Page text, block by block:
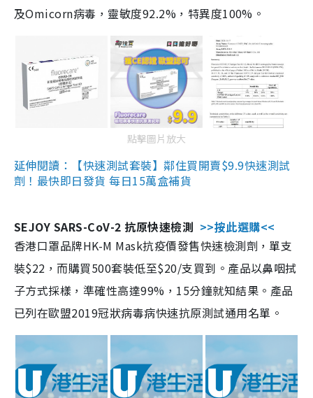
及Omicorn病毒，靈敏度92.2%，特異度100%。
點擊圖片放大
延伸閱讀：【快速測試套裝】鄰住買開賣$9.9快速測試
劑！最快即日發貨 每日15萬盒補貨
SEJOY SARS-CoV-2 抗原快速檢測 >>按此選購<<
香港口罩品牌HK-M Mask抗疫價發售快速檢測劑，單支
裝$22，而購買500套裝低至$20/支買到。產品以鼻咽拭
子方式採樣，準確性高達99%，15分鐘就知結果。產品
已列在歐盟2019冠狀病毒病快速抗原測試通用名單。